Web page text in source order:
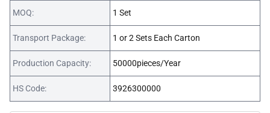
MOQ: 1 Set
Transport Package: 1 or 2 Sets Each Carton
Production Capacity: 50000pieces/Year
HS Code: 3926300000